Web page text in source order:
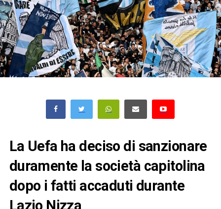
La Uefa ha deciso di sanzionare
duramente la società capitolina
dopo i fatti accaduti durante
Lazio Nizza